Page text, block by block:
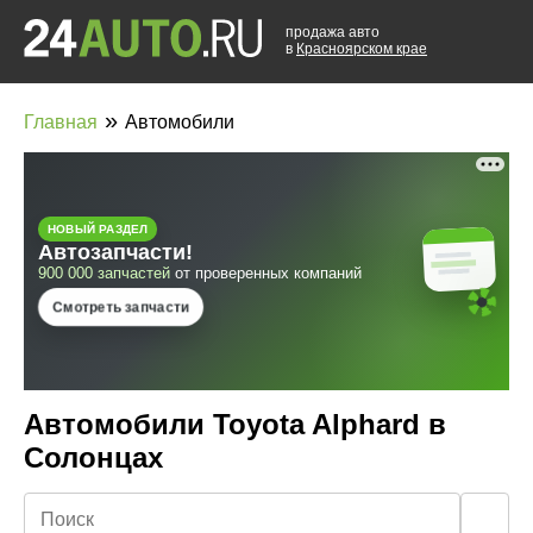
продажа авто
в Красноярском крае
Главная » Автомобили
Автомобили Toyota Alphard в
Солонцах